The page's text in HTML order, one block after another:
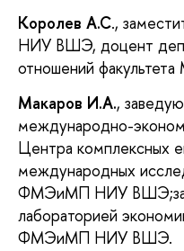
Королев А.С.,
НИУ ВШЭ, доцент
отношений
Макаров И.А.,
международно-
Центра комплексных
международных
ФМЭиМП НИУ
лабораторией
ФМЭиМП НИУ ВШЭ.